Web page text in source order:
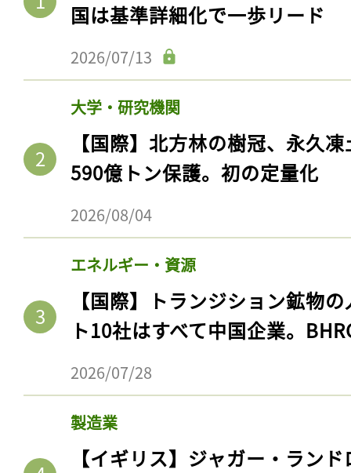
国は基準詳細化で一歩リード
2026/07/13
大学・研究機関
【国際】北方林の樹冠、永久
590億トン保護。初の定量化
2026/08/04
エネルギー・資源
【国際】トランジション鉱物
ト10社はすべて中国企業。
2026/07/28
製造業
【イギリス】ジャガー・ラン